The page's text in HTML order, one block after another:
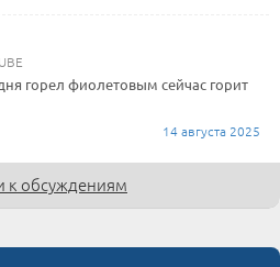
горел фиолетовым сейчас горит
14 августа 2025
к обсуждениям